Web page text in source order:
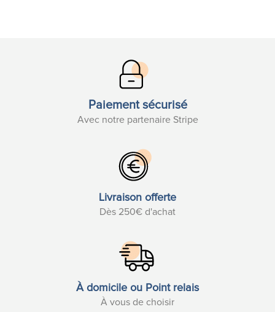
Paiement sécurisé
Avec notre partenaire Stripe
Livraison offerte
Dès 250€ d'achat
À domicile ou Point relais
À vous de choisir